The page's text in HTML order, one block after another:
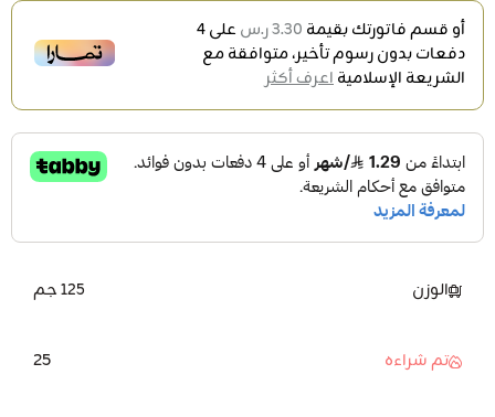
أو قسم فاتورتك بقيمة 3.30 ر.س على4
دفعات بدون رسوم تأخير، متوافقة مع
الشريعة الإسلاميةاعرف أكثر
الوزن 125 جم
تم شراءه 25